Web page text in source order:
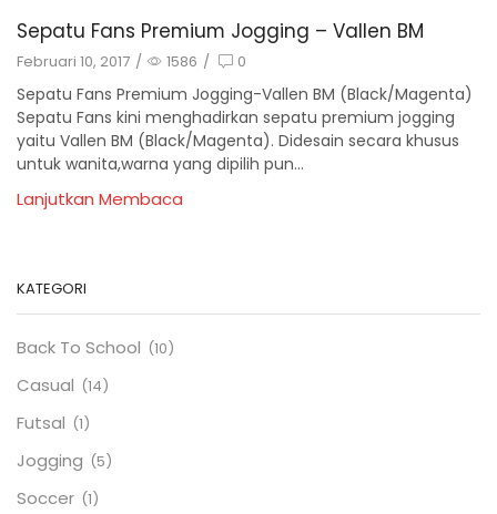
Sepatu Fans Premium Jogging – Vallen BM
Februari 10, 2017 / 1586 / 0
Sepatu Fans Premium Jogging-Vallen BM (Black/Magenta)
Sepatu Fans kini menghadirkan sepatu premium jogging
yaitu Vallen BM (Black/Magenta). Didesain secara khusus
untuk wanita,warna yang dipilih pun...
Lanjutkan Membaca
KATEGORI
Back To School (10)
Casual (14)
Futsal (1)
Jogging (5)
Soccer (1)